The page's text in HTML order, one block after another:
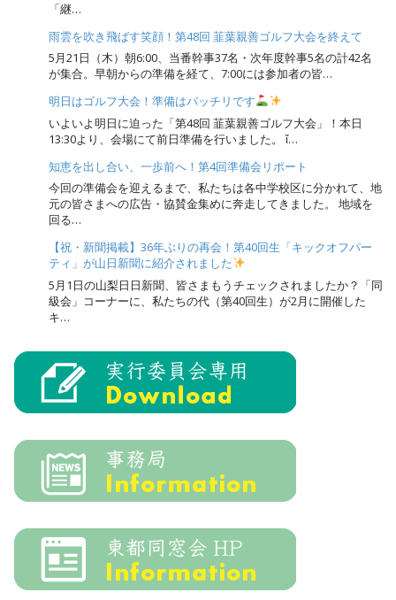
「継…
雨雲を吹き飛ばす笑顔！第48回 韮葉親善ゴルフ大会を終えて
5月21日（木）朝6:00、当番幹事37名・次年度幹事5名の計42名
が集合。早朝からの準備を経て、7:00には参加者の皆…
明日はゴルフ大会！準備はバッチリです
いよいよ明日に迫った「第48回 韮葉親善ゴルフ大会」！本日
13:30より、会場にて前日準備を行いました。 ἴ…
知恵を出し合い、一歩前へ！第4回準備会リポート
今回の準備会を迎えるまで、私たちは各中学校区に分かれて、地
元の皆さまへの広告・協賛金集めに奔走してきました。 地域を
回る…
【祝・新聞掲載】36年ぶりの再会！第40回生「キックオフパー
ティ」が山日新聞に紹介されました
5月1日の山梨日日新聞、皆さまもうチェックされましたか？「同
級会」コーナーに、私たちの代（第40回生）が2月に開催した
キ…